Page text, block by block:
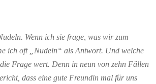
Wenn ich sie frage, was wir zum
ich oft „Nudeln“ als Antwort. Und welche
Frage wert. Denn in neun von zehn Fällen
dass eine gute Freundin mal für uns